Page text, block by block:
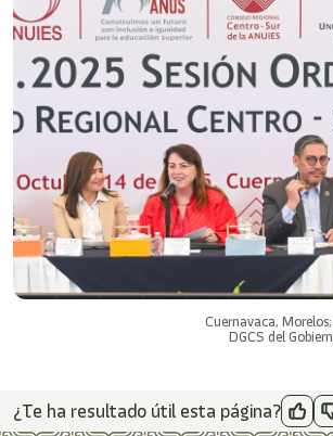
Cuernavaca,
DGCS del
¿Te ha resultado útil esta página?